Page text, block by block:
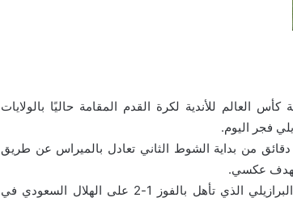
العالم للأندية لكرة القدم المقامة حاليًا بالولايات
لتشيلسي في الدقيقة 16، وبعد سبع دقائق من بداية الشوط الثاني تعادل بالميراس عن طريق
وبذلك يلتقي تشيلسي في الدور نصف النهائي مع فلومينينسي البرازيلي الذي تأهل بالفوز 1-2 على الهلال السعودي في